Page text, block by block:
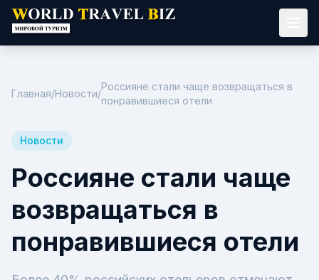
Главная/Новости/
Россияне стали чаще возвращаться в
понравившиеся отели
Новости
Россияне стали чаще
возвращаться в
понравившиеся отели